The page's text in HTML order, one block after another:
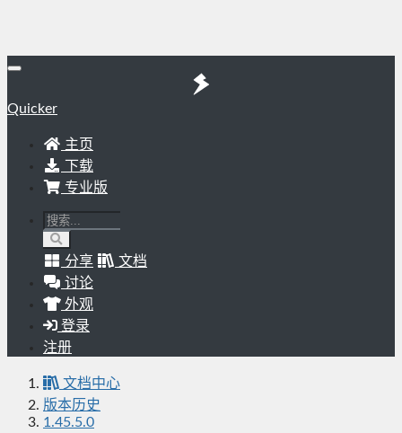
Quicker
主页
下载
专业版
分享
文档
讨论
外观
登录
注册
文档中心
版本历史
1.45.5.0